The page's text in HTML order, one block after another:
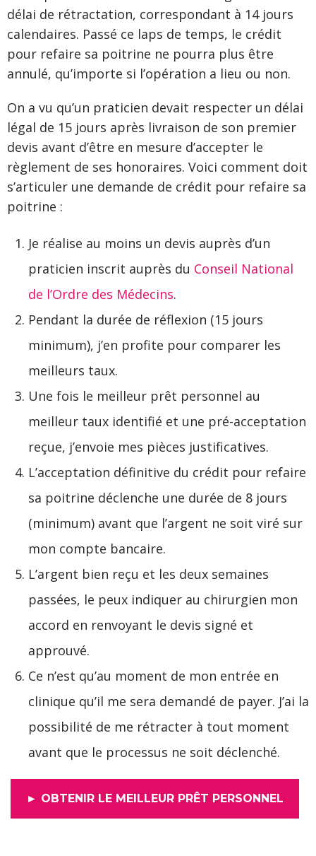
délai de rétractation, correspondant à 14 jours
calendaires. Passé ce laps de temps, le crédit
pour refaire sa poitrine ne pourra plus être
annulé, qu’importe si l’opération a lieu ou non.
On a vu qu’un praticien devait respecter un délai
légal de 15 jours après livraison de son premier
devis avant d’être en mesure d’accepter le
règlement de ses honoraires. Voici comment doit
s’articuler une demande de crédit pour refaire sa
poitrine :
Je réalise au moins un devis auprès d’un
praticien inscrit auprès du Conseil National
de l’Ordre des Médecins.
Pendant la durée de réflexion (15 jours
minimum), j’en profite pour comparer les
meilleurs taux.
Une fois le meilleur prêt personnel au
meilleur taux identifié et une pré-acceptation
reçue, j’envoie mes pièces justificatives.
L’acceptation définitive du crédit pour refaire
sa poitrine déclenche une durée de 8 jours
(minimum) avant que l’argent ne soit viré sur
mon compte bancaire.
L’argent bien reçu et les deux semaines
passées, le peux indiquer au chirurgien mon
accord en renvoyant le devis signé et
approuvé.
Ce n’est qu’au moment de mon entrée en
clinique qu’il me sera demandé de payer. J’ai la
possibilité de me rétracter à tout moment
avant que le processus ne soit déclenché.
► OBTENIR LE MEILLEUR PRÊT PERSONNEL